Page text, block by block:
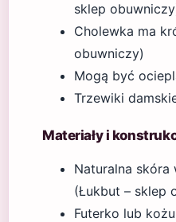
sklep
Cholewka ma
obuwniczy)
Mogą być
Trzewiki
Materiały i
Naturalna
(Łukbut – sklep
Futerko lub